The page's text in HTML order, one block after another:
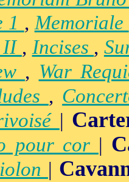
1 ,Memoriale
II , Incises ,
, War
,
|
pour cor |
|